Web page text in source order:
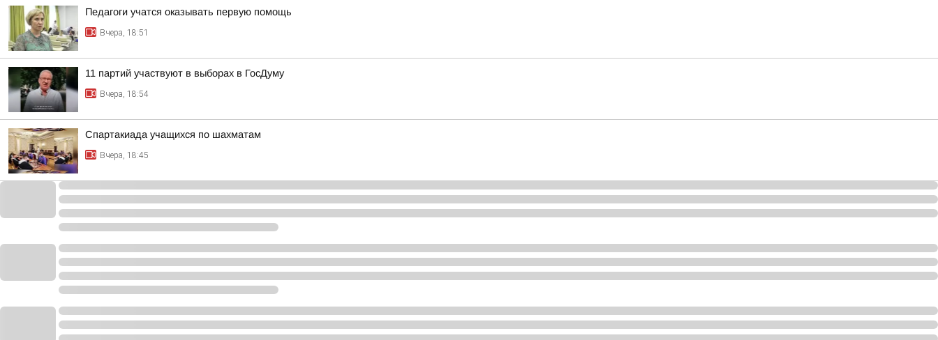
Педагоги учатся оказывать первую помощь
Вчера, 18:51
11 партий участвуют в выборах в ГосДуму
Вчера, 18:54
Спартакиада учащихся по шахматам
Вчера, 18:45